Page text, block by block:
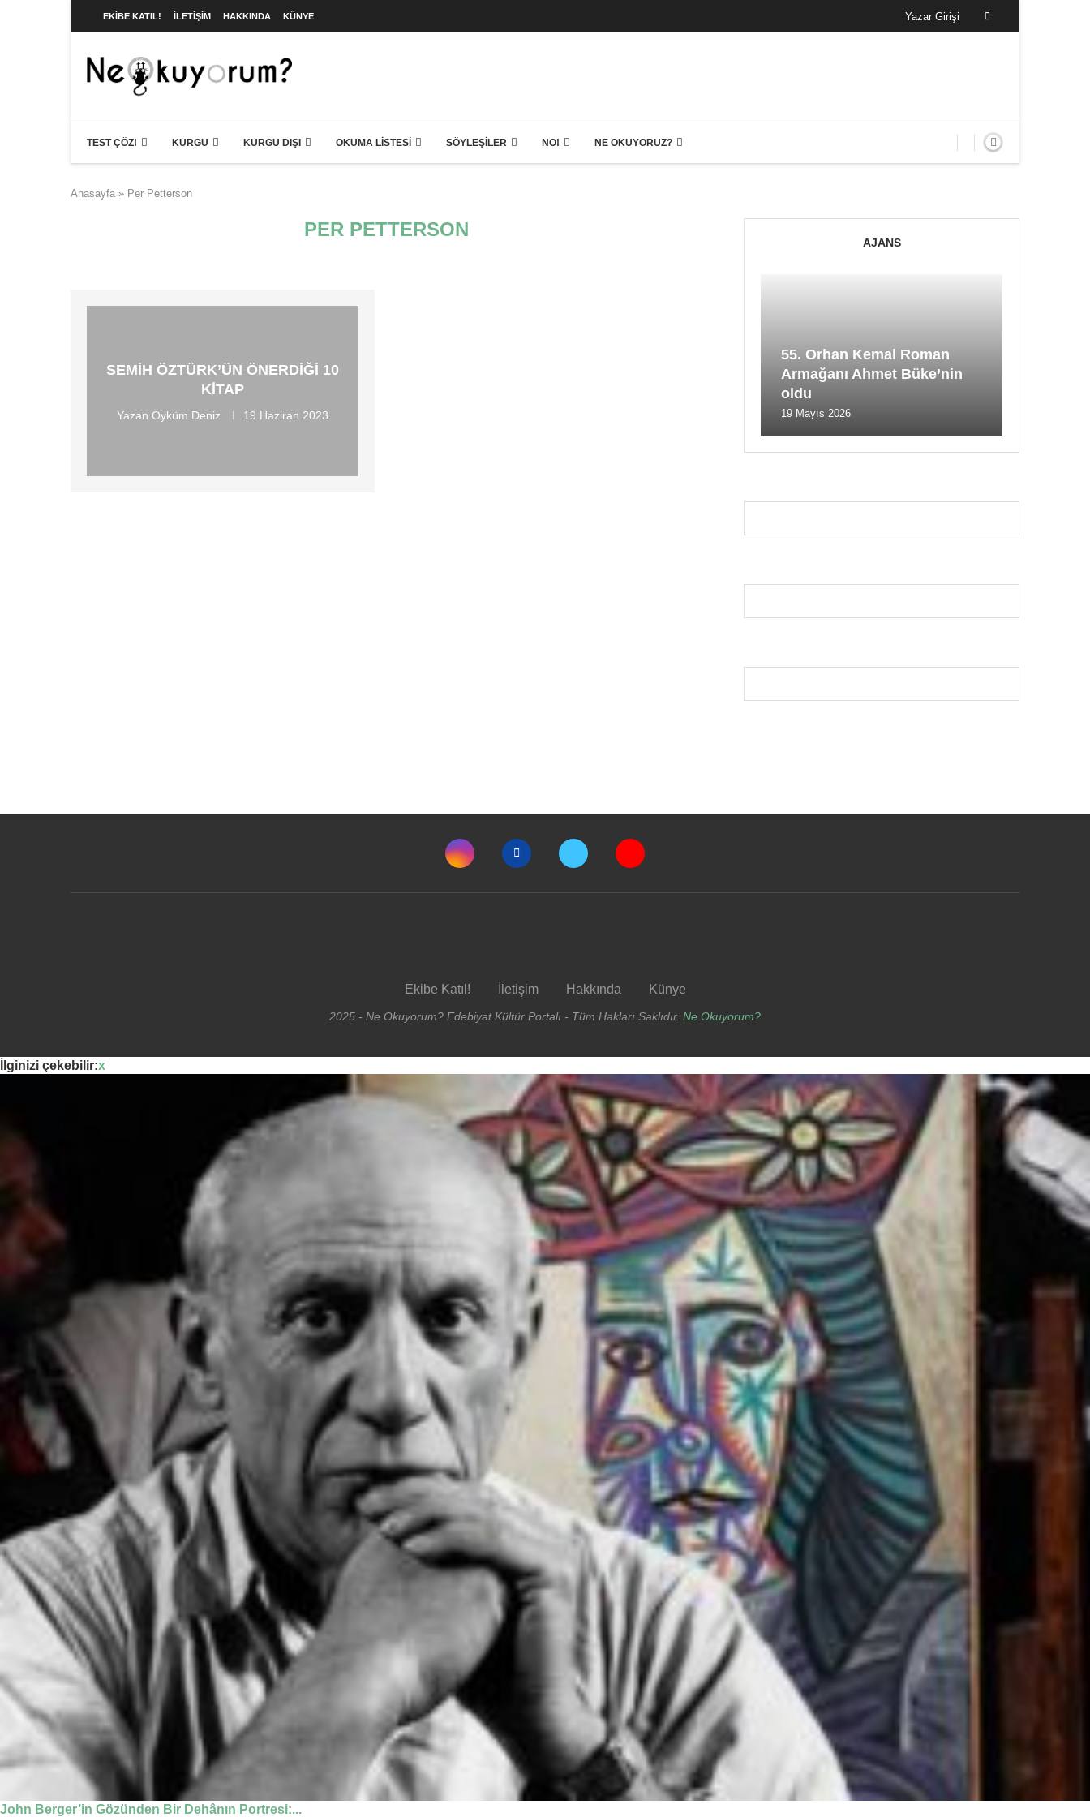
EKIBE KATIL! İLETIŞIM HAKKINDA KÜNYE Yazar Girişi
TEST ÇÖZ! KURGU KURGU DIŞI OKUMA LISTESI SÖYLEŞILER NO! NE OKUYORUZ?
Anasayfa » Per Petterson
PER PETTERSON
SEMIH ÖZTÜRK’ÜN ÖNERDIĞI 10
KITAP
Yazan Öyküm Deniz 19 Haziran 2023
AJANS
55. Orhan Kemal Roman
Armağanı Ahmet Büke’nin
oldu
19 Mayıs 2026
Ekibe Katıl! İletişim Hakkında Künye
2025 - Ne Okuyorum? Edebiyat Kültür Portalı - Tüm Hakları Saklıdır. Ne Okuyorum?
İlginizi çekebilir:x
John Berger’in Gözünden Bir Dehânın Portresi:...